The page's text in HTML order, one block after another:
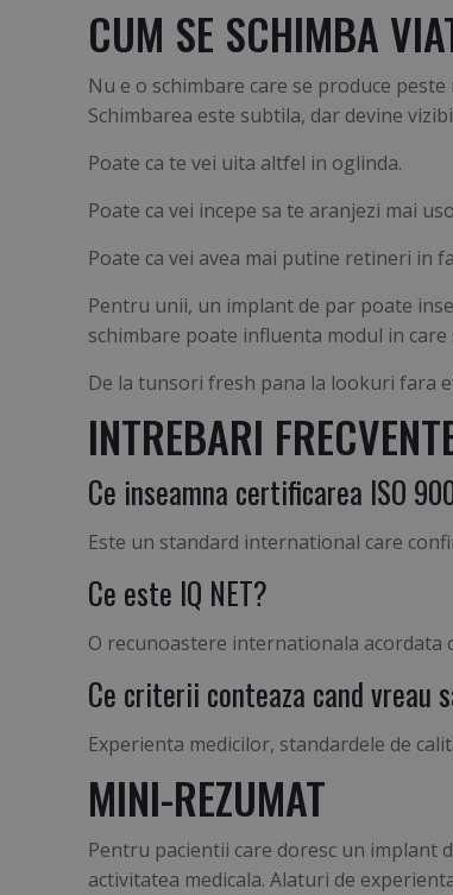
CUM SE SCHIMBA
Nu e o schimbare care se produce
Schimbarea este subtila, dar devine
Poate ca te vei uita altfel in oglinda.
Poate ca vei incepe sa te aranjezi mai
Poate ca vei avea mai putine retineri in
Pentru unii, un implant de par poate
schimbare poate influenta modul in
De la tunsori fresh pana la lookuri fara
INTREBARI
Ce inseamna certificarea ISO
Este un standard international care
Ce este IQ NET?
O recunoastere internationala acordata
Ce criterii conteaza cand vreau
Experienta medicilor, standardele de
MINI-REZUMAT
Pentru pacientii care doresc un implant
activitatea medicala. Alaturi de